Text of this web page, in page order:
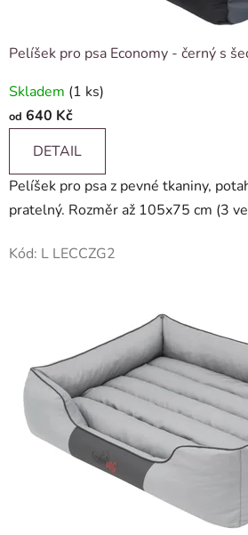
Pelíšek pro psa Economy - černý s
Skladem (1 ks)
od 640 Kč
DETAIL
Pelíšek pro psa z pevné tkaniny,
pratelný. Rozměr až 105x75 cm (3
Kód: L LECCZG2